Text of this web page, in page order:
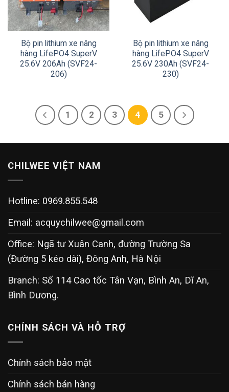
Bộ pin lithium xe nâng
hàng LifePO4 SuperV
25.6V 206Ah (SVF24-
206)
Bộ pin lithium xe nâng
hàng LifePO4 SuperV
25.6V 230Ah (SVF24-
230)
1 2 3 4 5
CHILWEE VIỆT NAM
Hotline: 0969.855.548
Email: acquychilwee@gmail.com
Office: Ngã tư Xuân Canh, đường Trường Sa
(Đường 5 kéo dài), Đông Anh, Hà Nội
Branch: Số 114 Cao tốc Tân Vạn, Bình An, Dĩ An,
Bình Dương.
CHÍNH SÁCH VÀ HỖ TRỢ
Chính sách bảo mật
Chính sách bán hàng